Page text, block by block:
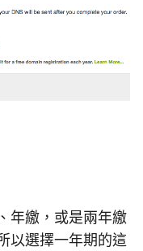
年繳，或是兩年繳
以選擇一年期的這